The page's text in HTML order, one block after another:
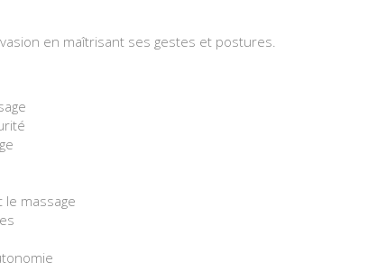
en maîtrisant ses gestes et postures.
massage